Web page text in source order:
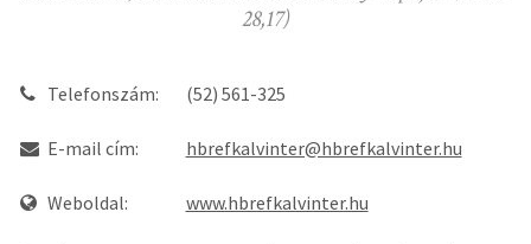
28,17)
Telefonszám: (52) 561-325
E-mail cím: hbrefkalvinter@hbrefkalvinter.hu
Weboldal: www.hbrefkalvinter.hu